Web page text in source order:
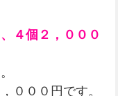
４個２，０００
０００円です。